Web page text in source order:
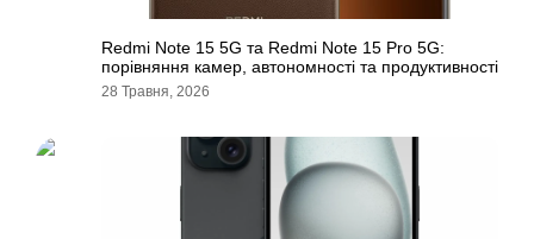
Redmi Note 15 5G та Redmi Note 15 Pro 5G:
порівняння камер, автономності та продуктивності
28 Травня, 2026